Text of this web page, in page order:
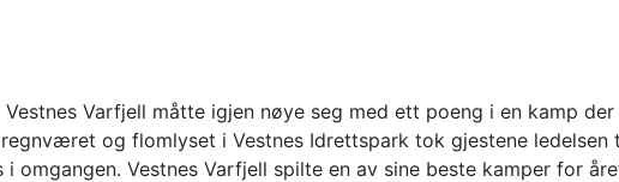
Vestnes Varfjell måtte igjen nøye seg med ett poeng i en kamp
og flomlyset i Vestnes Idrettspark tok gjestene
i omgangen. Vestnes Varfjell spilte en av sine beste kamper for